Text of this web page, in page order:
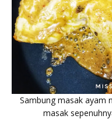
Sambung masak ayam
masak